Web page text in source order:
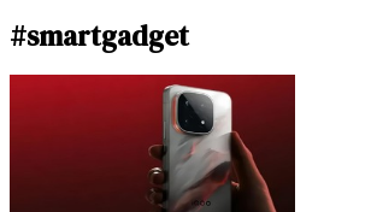
#smartgadget